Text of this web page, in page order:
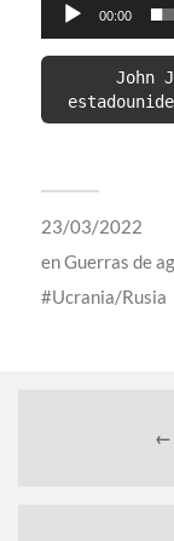
00:00
John
23/03/2022
enGuerras de
Ucrania/Rusia
←